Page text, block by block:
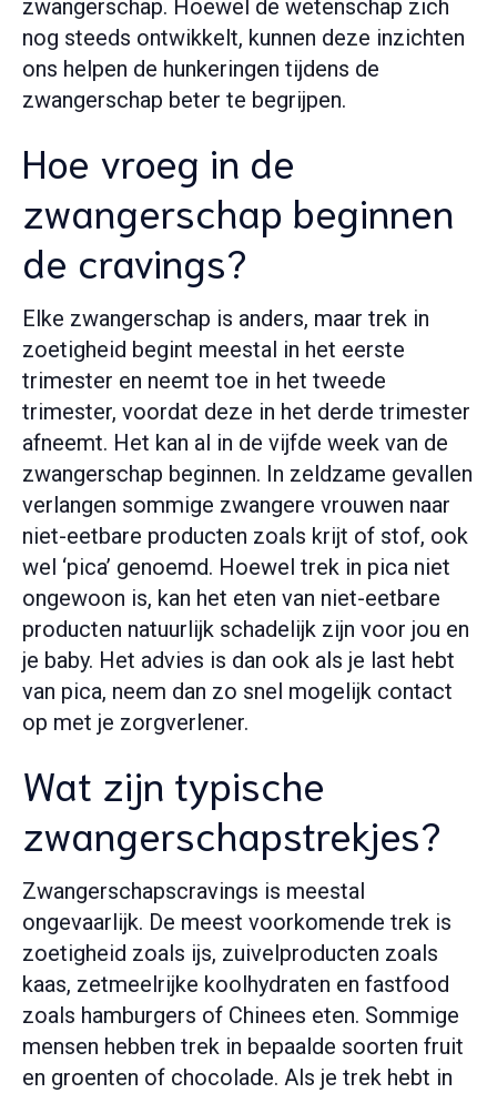
zwangerschap. Hoewel de wetenschap zich
nog steeds ontwikkelt, kunnen deze inzichten
ons helpen de hunkeringen tijdens de
zwangerschap beter te begrijpen.
Hoe vroeg in de
zwangerschap beginnen
de cravings?
Elke zwangerschap is anders, maar trek in
zoetigheid begint meestal in het eerste
trimester en neemt toe in het tweede
trimester, voordat deze in het derde trimester
afneemt. Het kan al in de vijfde week van de
zwangerschap beginnen. In zeldzame gevallen
verlangen sommige zwangere vrouwen naar
niet-eetbare producten zoals krijt of stof, ook
wel ‘pica’ genoemd. Hoewel trek in pica niet
ongewoon is, kan het eten van niet-eetbare
producten natuurlijk schadelijk zijn voor jou en
je baby. Het advies is dan ook als je last hebt
van pica, neem dan zo snel mogelijk contact
op met je zorgverlener.
Wat zijn typische
zwangerschapstrekjes?
Zwangerschapscravings is meestal
ongevaarlijk. De meest voorkomende trek is
zoetigheid zoals ijs, zuivelproducten zoals
kaas, zetmeelrijke koolhydraten en fastfood
zoals hamburgers of Chinees eten. Sommige
mensen hebben trek in bepaalde soorten fruit
en groenten of chocolade. Als je trek hebt in